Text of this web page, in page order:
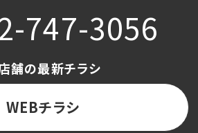
747-3056
舗の最新チラシ
WEBチラシ